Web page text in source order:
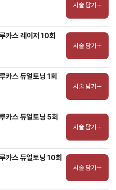
시술 담기
스 레이저 10회
시술 담기
스 듀얼토닝 1회
시술 담기
스 듀얼토닝 5회
시술 담기
스 듀얼토닝 10회
시술 담기